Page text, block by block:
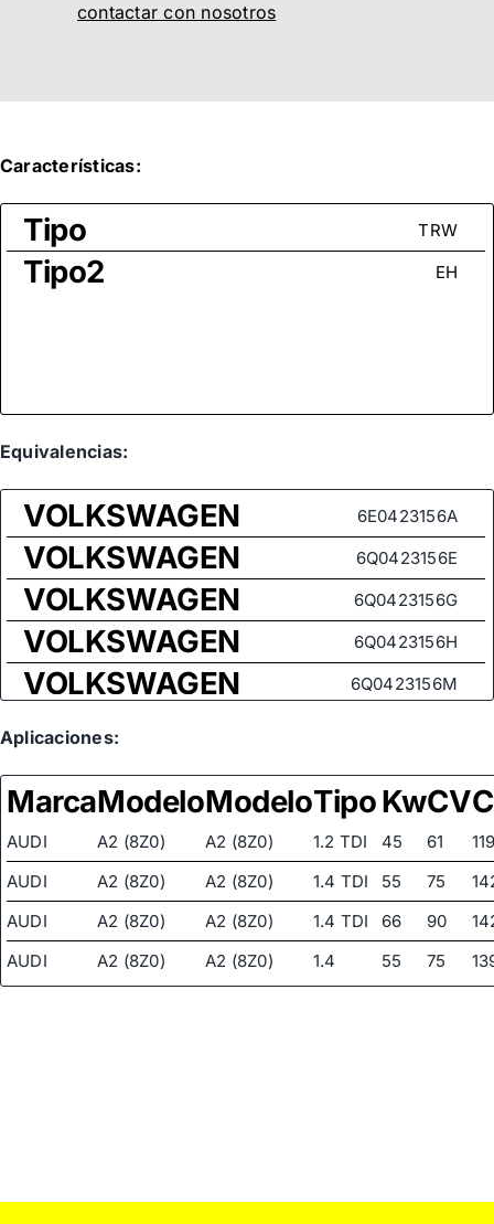
contactar con nosotros
Características:
Tipo TRW
Tipo2 EH
Equivalencias:
VOLKSWAGEN 6E0423156A
VOLKSWAGEN 6Q0423156E
VOLKSWAGEN 6Q0423156G
VOLKSWAGEN 6Q0423156H
VOLKSWAGEN 6Q0423156M
Aplicaciones:
MarcaModeloModeloTipoKwCV
AUDI A2 (8Z0) A2 (8Z0) 1.2 TDI 45 61
AUDI
A2 (8Z0) A2 (8Z0) 1.4 TDI 55 75
AUDI
A2 (8Z0) A2 (8Z0) 1.4 TDI 66 90
AUDI
A2 (8Z0) A2 (8Z0) 1.4 55 75
(6L2)
(6L2)